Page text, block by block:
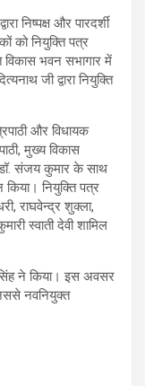
निष्पक्ष और पारदर्शी
को नियुक्ति पत्र
विकास भवन सभागार में
जी द्वारा नियुक्ति
और विधायक
मुख्य विकास
संजय कुमार के साथ
किया। नियुक्ति पत्र
राघवेन्द्र शुक्ला,
स्वाती देवी शामिल
ने किया। इस अवसर
नवनियुक्त